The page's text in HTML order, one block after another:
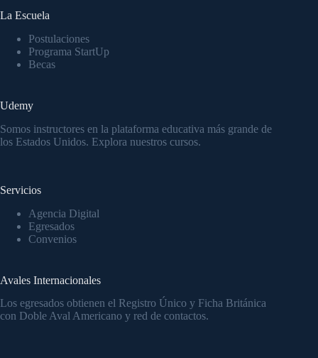
La Escuela
Postulaciones
Programa StartUp
Becas
Udemy
Somos instructores en la plataforma educativa más grande de
los Estados Unidos. Explora nuestros cursos.
Servicios
Agencia Digital
Egresados
Convenios
Avales Internacionales
Los egresados obtienen el Registro Único y Ficha Británica
con Doble Aval Americano y red de contactos.